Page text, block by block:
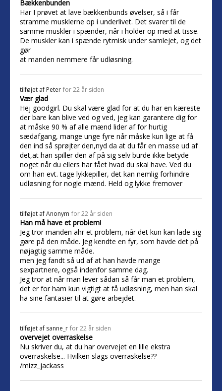
Bækkenbunden
Har I prøvet at lave bækkenbunds øvelser, så i får
stramme musklerne op i underlivet. Det svarer til de
samme muskler i spænder, når i holder op med at tisse.
De muskler kan i spænde rytmisk under samlejet, og det
gør
at manden nemmere får udløsning.
tilføjet af Peter for 22 år siden
Vær glad
Hej goodgirl. Du skal være glad for at du har en kæreste
der bare kan blive ved og ved, jeg kan garantere dig for
at måske 90 % af alle mænd lider af for hurtig
sædafgang, mange unge fyre når måske kun lige at få
den ind så sprøjter den,nyd da at du får en masse ud af
det,at han spiller den af på sig selv burde ikke betyde
noget når du ellers har fået hvad du skal have. Ved du
om han evt. tage lykkepiller, det kan nemlig forhindre
udløsning for nogle mænd. Held og lykke fremover
tilføjet afAnonym for 22 år siden
Han må have et problem!
Jeg tror manden ahr et problem, når det kun kan lade sig
gøre på den måde. Jeg kendte en fyr, som havde det på
nøjagtig samme måde.
men jeg fandt så ud af at han havde mange
sexpartnere, også indenfor samme dag.
Jeg tror at når man lever sådan så får man et problem,
det er for ham kun vigtigt at få udløsning, men han skal
ha sine fantasier til at gøre arbejdet.
tilføjet af sanne_r for 22 år siden
overvejet overraskelse
Nu skriver du, at du har overvejet en lille ekstra
overraskelse... Hvilken slags overraskelse??
/mizz_jackass